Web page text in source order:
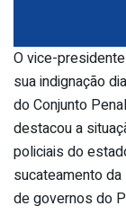
O vice-
sua indignação
do Conjunto
destacou a
policiais do
sucateamento
de governos do